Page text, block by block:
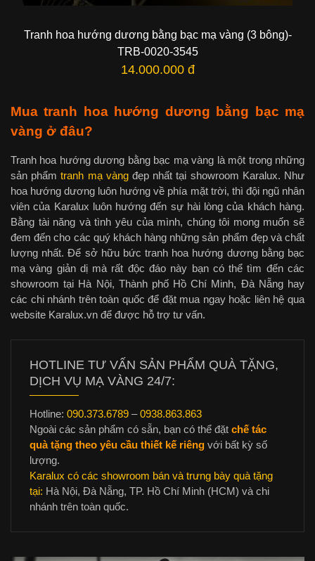
Tranh hoa hướng dương bằng bạc mạ vàng (3 bông)-
TRB-0020-3545
14.000.000 đ
Mua tranh hoa hướng dương bằng bạc mạ
vàng ở đâu?
Tranh hoa hướng dương bằng bạc mạ vàng là một trong những
sản phẩmtranh mạ vàngđẹp nhất tại showroom Karalux. Như
hoa hướng dương luôn hướng về phía mặt trời, thì đội ngũ nhân
viên của Karalux luôn hướng đến sự hài lòng của khách hàng.
Bằng tài năng và tình yêu của mình, chúng tôi mong muốn sẽ
đem đến cho các quý khách hàng những sản phẩm đẹp và chất
lượng nhất. Để sở hữu bức tranh hoa hướng dương bằng bạc
mạ vàng giản dị mà rất độc đáo này bạn có thể tìm đến các
showroom tại Hà Nội, Thành phố Hồ Chí Minh, Đà Nẵng hay
các chi nhánh trên toàn quốc để đặt mua ngay hoặc liên hệ qua
website Karalux.vn để được hỗ trợ tư vấn.
HOTLINE TƯ VẤN SẢN PHẨM QUÀ TẶNG,
DỊCH VỤ MẠ VÀNG 24/7:
Hotline: 090.373.6789 –0938.863.863
Ngoài các sản phẩm có sẵn, bạn có thể đặt chế tác
quà tặng theo yêu cầu thiết kế riêng với bất kỳ số
lượng.
Karalux có các showroom bán và trưng bày quà tặng
tại: Hà Nội, Đà Nẵng, TP. Hồ Chí Minh (HCM) và chi
nhánh trên toàn quốc.